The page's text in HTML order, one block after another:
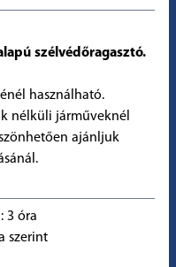
szélvédőragasztó.
használható.
nélküli járműveknél
ajánljuk
3 óra
szerint